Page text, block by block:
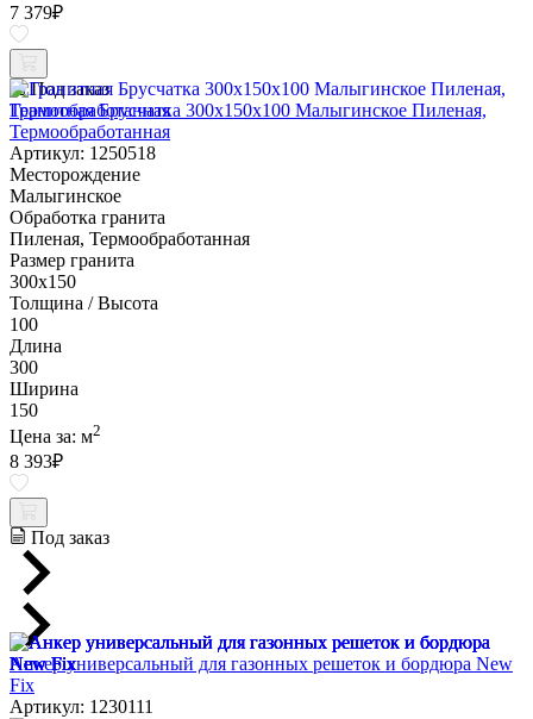
7 379₽
Под заказ
Гранитная Брусчатка 300х150x100 Малыгинское Пиленая,
Термообработанная
Артикул: 1250518
Месторождение
Малыгинское
Обработка гранита
Пиленая, Термообработанная
Размер гранита
300х150
Толщина / Высота
100
Длина
300
Ширина
150
Цена за: м2
8 393₽
Под заказ
Анкер универсальный для газонных решеток и бордюра New
Fix
Артикул: 1230111